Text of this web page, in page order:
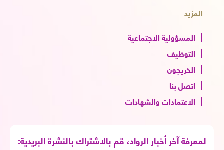
المزيد
المسؤولية الاجتماعية
التوظيف
الخريجون
اتصل بنا
الاعتمادات والشهادات
لمعرفة آخر أخبار الرواد، قم بالاشتراك بالنشرة البريدية: